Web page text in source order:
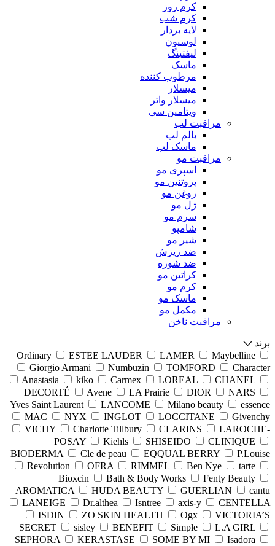
کرم روز
کرم شب
لایه بردار
لوسیون
لیفتینگ
ماسک
مرطوب کننده
میسلار
میسلار واتر
ویتامین سی
مراقبت لب
بالم لب
ماسک لب
مراقبت مو
اسپری مو
پروتئین مو
روغن مو
ژل مو
سرم مو
شامپو
شیر مو
ضد ریزش
ضد شوره
کراتین مو
کرم مو
ماسک مو
مکمل مو
مراقبت ناخن
برند
Ordinary
ESTEE LAUDER LAMER
Maybelline
Giorgio Armani
Numbuzin TOMFORD
Character
Anastasia
kiko Carmex LOREAL
CHANEL
DECORTÉ
Avene LA Prairie DIOR
NARS
Yves Saint Laurent
LANCOME Milano beauty
essence
MAC
NYX INGLOT LOCCITANE
Givenchy
VICHY
Charlotte Tillbury CLARINS
LAROCHE-
POSAY
Kiehls SHISEIDO
CLINIQUE
BIODERMA
Cle de peau EQQUAL BERRY
P.Louise
Revolution
OFRA RIMMEL Ben Nye
tarte
Bioxcin
Bath & Body Works
Fenty Beauty
AROMATICA
HUDA BEAUTY GUERLIAN
cantu
LANEIGE
Dr.althea Isntree axis-y
CENTELLA
ISDIN
ZO SKIN HEALTH Ogx
VICTORIA’S
SECRET
sisley BENEFIT Simple
L.A GIRL
SEPHORA
KERASTASE SOME BY MI
Isadora